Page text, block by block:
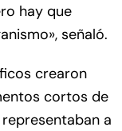
hay que
señaló.
crearon
cortos de
a